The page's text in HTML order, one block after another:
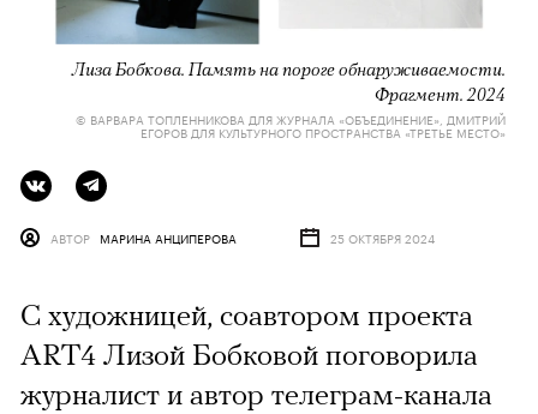
Лиза Бобкова. Память на пороге обнаруживаемости.
Фрагмент. 2024
© ВАРВАРА ТОПЛЕННИКОВА ДЛЯ ЖУРНАЛА «ОБЪЕДИНЕНИЕ», ДМИТРИЙ
ЕГОРОВ ДЛЯ КУЛЬТУРНОГО ПРОСТРАНСТВА «ТРЕТЬЕ МЕСТО»
АВТОР МАРИНА АНЦИПЕРОВА 25 ОКТЯБРЯ 2024
С художницей, соавтором проекта
ART4 Лизой Бобковой поговорила
журналист и автор телеграм-канала